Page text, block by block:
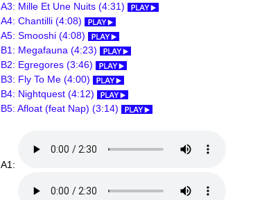
A3: Mille Et Une Nuits (4:31)
A4: Chantilli (4:08)
A5: Smooshi (4:08)
B1: Megafauna (4:23)
B2: Egregores (3:46)
B3: Fly To Me (4:00)
B4: Nightquest (4:12)
B5: Afloat (feat Nap) (3:14)
A1: